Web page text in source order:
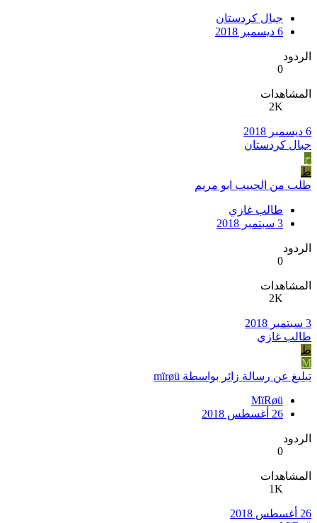
جبال كردستان
6 ديسمبر 2018
الردود
0
المشاهدات
2K
6 ديسمبر 2018
جبال كردستان
ج
ط
طلب من الحبيب ابو مريم
طالب غازي
3 سبتمبر 2018
الردود
0
المشاهدات
2K
3 سبتمبر 2018
طالب غازي
ط
M
تبليغ عن رسالة زائر بواسطة mïrøü
MïRøü
26 أغسطس 2018
الردود
0
المشاهدات
1K
26 أغسطس 2018